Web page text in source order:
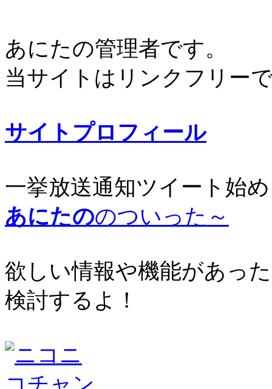
あにたの管理者です。
当サイトはリンクフリー
サイトプロフィール
一挙放送通知ツイート始
あにたののついった～
欲しい情報や機能があっ
検討するよ！